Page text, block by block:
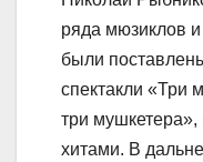
ряда мюзиклов и
были
спектакли «Три
три
хитами. В